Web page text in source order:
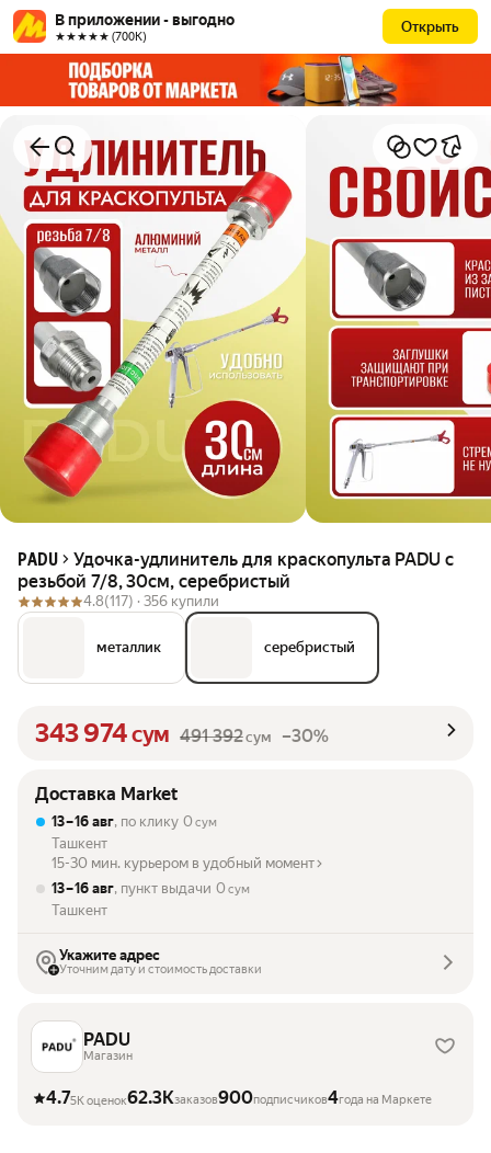
В приложении - выгодно
★★★★★ (700К)
Открыть
PADU
Удочка-удлинитель для краскопульта PADU с
резьбой 7/8, 30см, серебристый
4.8(117) · 356 купили
металлик серебристый
343 974сум 491 392сум –30%
Доставка Market
13 – 16 авг, по клику 0 сум
Ташкент
15-30 мин. курьером в удобный момент
13 – 16 авг, пункт выдачи 0 сум
Ташкент
Укажите адрес
Уточним дату и стоимость доставки
PADU
Магазин
4.75K оценок62.3Kзаказов900подписчиков4года на Маркете